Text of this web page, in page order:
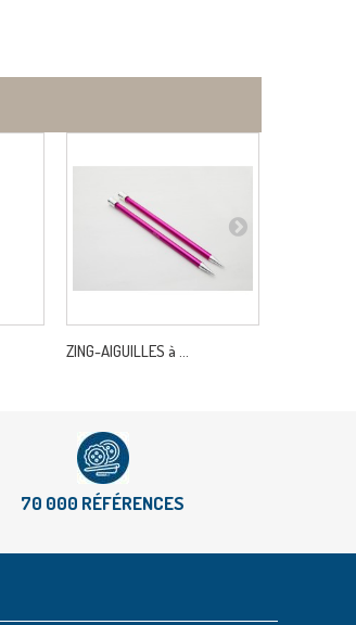
ZING-AIGUILLES à ...
70 000 RÉFÉRENCES